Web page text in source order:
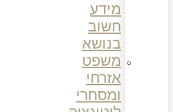
מידע
חשוב
בנושא
משפט
אזרחי
ומסחרי